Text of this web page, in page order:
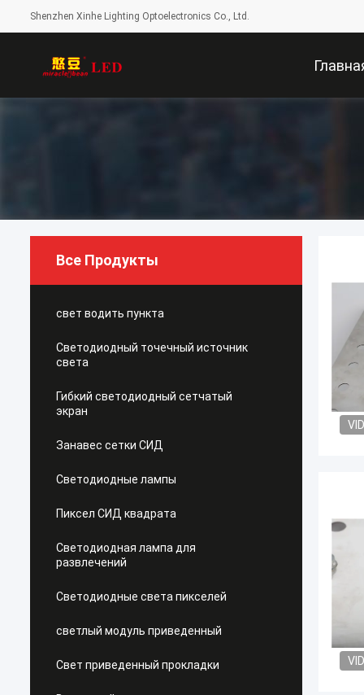
Shenzhen Xinhe Lighting Optoelectronics Co., Ltd.
Все Продукты
свет водить пункта
Светодиодный точечный источник
света
Гибкий светодиодный сетчатый
экран
Занавес сетки СИД
Светодиодные лампы
Пиксел СИД квадрата
Светодиодная лампа для
развлечений
Светодиодные света пикселей
светлый модуль приведенный
Свет приведенный прокладки